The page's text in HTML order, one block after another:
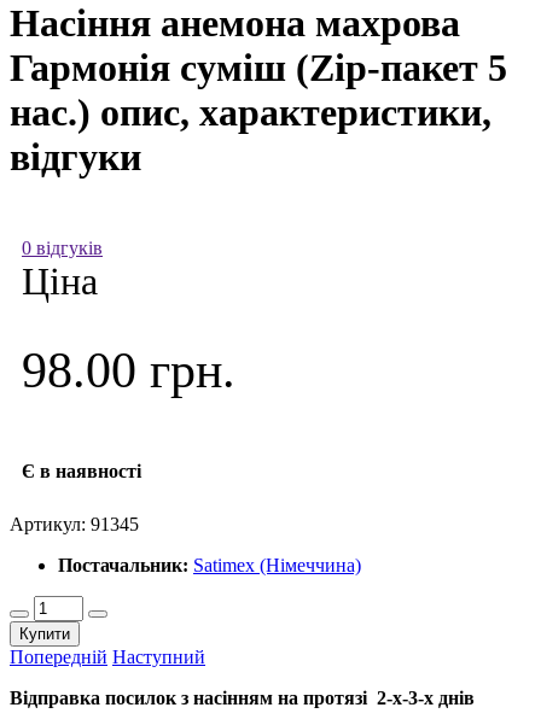
Насіння анемона махрова
Гармонія суміш (Zip-пакет 5
нас.) опис, характеристики,
відгуки
0 відгуків
Ціна
98.00 грн.
Є в наявності
Артикул: 91345
Постачальник: Satimex (Німеччина)
Купити
Попередній Наступний
Відправка посилок з насінням на протязі 2-х-3-х днів